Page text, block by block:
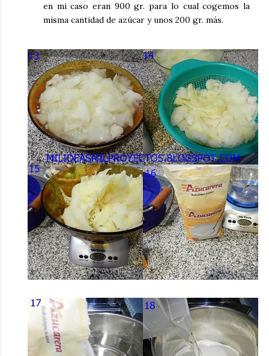
en mi caso eran 900 gr. para lo cual cogemos la
misma cantidad de azúcar y unos 200 gr. más.